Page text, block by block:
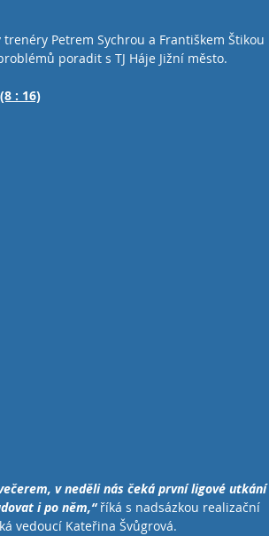
Petrem Sychrou a Františkem Štikou
poradit s TJ Háje Jižní město.
: 16)
v neděli nás čeká první ligové utkání
i po něm,“ říká s nadsázkou realizační
vedoucí Kateřina Švůgrová.